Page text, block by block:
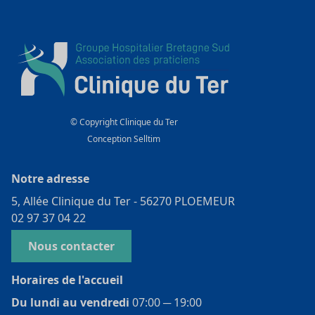
© Copyright Clinique du Ter
ConceptionSelltim
Notre adresse
5, Allée Clinique du Ter - 56270 PLOEMEUR
02 97 37 04 22
Nous contacter
Horaires de l'accueil
Du lundi au vendredi 07:00 ­─ 19:00